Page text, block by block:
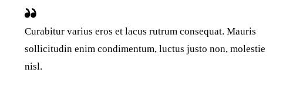
Curabitur varius eros et lacus rutrum consequat. Mauris
sollicitudin enim condimentum, luctus justo non, molestie
nisl.